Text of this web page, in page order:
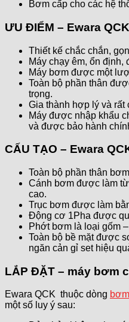
Bơm cấp cho các hệ
ƯU ĐIỂM – Ewara
Thiết kế chắc chắn,
Máy chạy êm, ổn định,
Máy bơm được một
Toàn bộ phần thân
trọng.
Gia thành hợp lý và rất
Máy được nhập khẩu
và được bảo hành
CẤU TẠO – Ewara
Toàn bộ phần thân
Cánh bơm được làm
cao.
Trục bơm được làm
Động cơ 1Pha được
Phớt bơm là loại gốm
Toàn bộ bề mặt được
ngăn cản gỉ set hiệu
LẮP ĐẶT – máy bơm
Ewara QCK thuộc dòng
một số luy ý sau: